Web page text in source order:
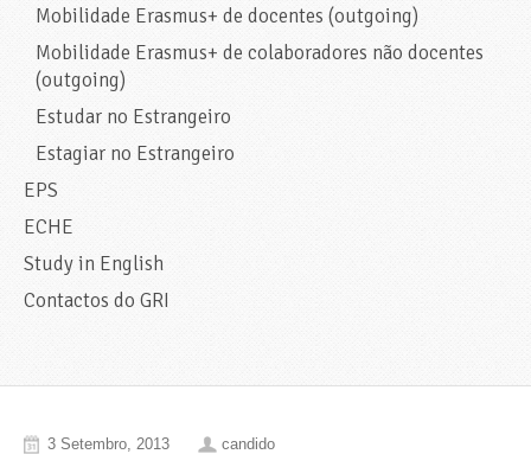
Mobilidade Erasmus+ de docentes (outgoing)
Mobilidade Erasmus+ de colaboradores não docentes
(outgoing)
Estudar no Estrangeiro
Estagiar no Estrangeiro
EPS
ECHE
Study in English
Contactos do GRI
3 Setembro, 2013 candido